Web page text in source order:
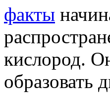
факты
кислород.
образовать